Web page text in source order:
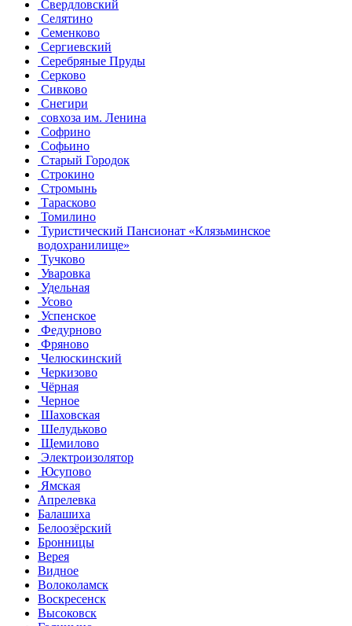
Свердловский
Селятино
Семенково
Сергиевский
Серебряные Пруды
Серково
Сивково
Снегири
совхоза им. Ленина
Софрино
Софьино
Старый Городок
Строкино
Стромынь
Тарасково
Томилино
Туристический Пансионат «Клязьминское
водохранилище»
Тучково
Уваровка
Удельная
Усово
Успенское
Федурново
Фряново
Челюскинский
Черкизово
Чёрная
Черное
Шаховская
Шелудьково
Щемилово
Электроизолятор
Юсупово
Ямская
Апрелевка
Балашиха
Белоозёрский
Бронницы
Верея
Видное
Волоколамск
Воскресенск
Высоковск